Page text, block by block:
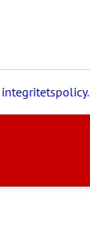
integritetspolicy.